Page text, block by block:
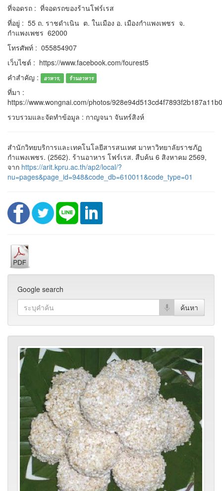
ที่จอดรถ : ที่จอดรถของร้านโฟร์เรส
ที่อยู่ : 55 ถ. ราชดำเนิน ต. ในเมือง อ. เมืองกำแพงเพชร จ.
กำแพงเพชร 62000
โทรศัพท์ : 055854907
เว็บไซต์ : https://www.facebook.com/fourest5
คำสำคัญ :
อาหาร, ร้านอาหาร
ที่มา :
https://www.wongnai.com/photos/
รวบรวมและจัดทำข้อมูล : กาญจนา จันทร์สิงห์
สำนักวิทยบริการและเทคโนโลยีสารสนเทศ มาหาวิทยาลัยราชภัฏ
กำแพงเพชร. (2562). ร้านอาหาร โฟร์เรส. สืบค้น 6 สิงหาคม 2569,
จาก https://arit.kpru.ac.th/ap2/local/?
nu=pages&page_id=948&code_db=610011&code_type=01
Google search